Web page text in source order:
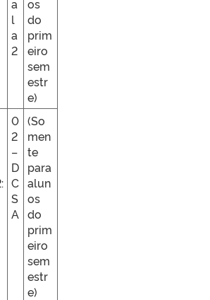
a
l
a
2
os
do
prim
eiro
sem
estr
e)
0
2
–
D
C
S
A
(So
men
te
para
alun
os
do
prim
eiro
sem
estr
e)